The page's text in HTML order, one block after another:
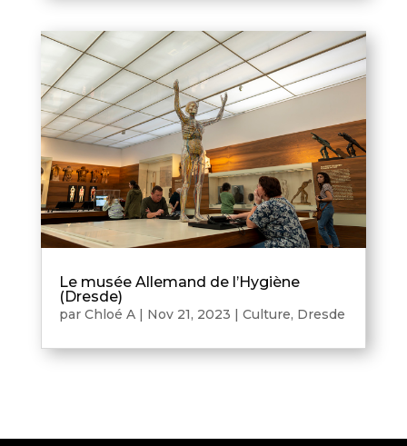
Le musée Allemand de l’Hygiène
(Dresde)
par Chloé A| Nov 21, 2023 Culture, Dresde